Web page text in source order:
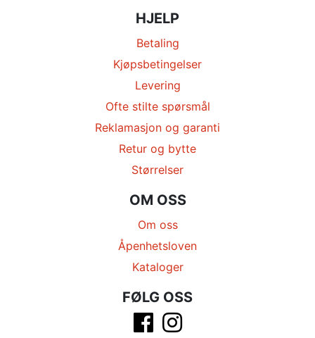
HJELP
Betaling
Kjøpsbetingelser
Levering
Ofte stilte spørsmål
Reklamasjon og garanti
Retur og bytte
Størrelser
OM OSS
Om oss
Åpenhetsloven
Kataloger
FØLG OSS